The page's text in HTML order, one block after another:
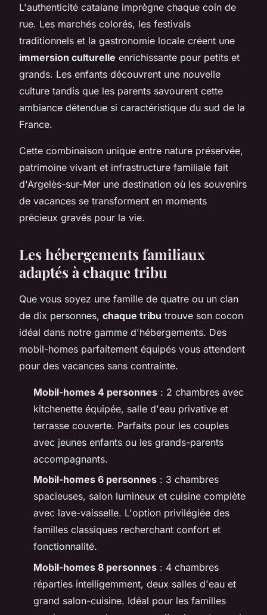
L'authenticité catalane imprègne chaque coin de
rue. Les marchés colorés, les festivals
traditionnels et la gastronomie locale créent une
immersion culturelle enrichissante pour petits et
grands. Les enfants découvrent une nouvelle
culture tandis que les parents savourent cette
ambiance détendue si caractéristique du sud de la
France.
Cette combinaison unique entre nature préservée,
patrimoine vivant et infrastructure familiale fait
d'Argelès-sur-Mer une destination où les souvenirs
de vacances se transforment en moments
précieux gravés pour la vie.
Les hébergements familiaux
adaptés à chaque tribu
Que vous soyez une famille de quatre ou un clan
de dix personnes, chaque tribu trouve son cocon
idéal dans notre gamme d'hébergements. Des
mobil-homes parfaitement équipés vous attendent
pour des vacances sans contrainte.
Mobil-homes 4 personnes : 2 chambres avec
kitchenette équipée, salle d'eau privative et
terrasse couverte. Parfaits pour les couples
avec jeunes enfants ou les grands-parents
accompagnants.
Mobil-homes 6 personnes : 3 chambres
spacieuses, salon lumineux et cuisine complète
avec lave-vaisselle. L'option privilégiée des
familles classiques recherchant confort et
fonctionnalité.
Mobil-homes 8 personnes : 4 chambres
réparties intelligemment, deux salles d'eau et
grand salon-cuisine. Idéal pour les familles